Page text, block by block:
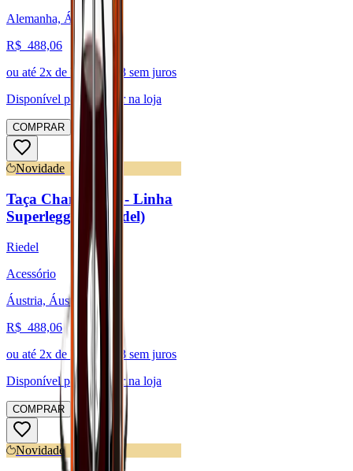
Alemanha, Áustria
R$ 488,06
ou até 2x de R$ 244,03 sem juros
Disponível para:
Retirar na loja
COMPRAR
Novidade
Taça Champagne - Linha
Superleggero (Riedel)
Riedel
Acessório
Áustria, Áustria
R$ 488,06
ou até 2x de R$ 244,03 sem juros
Disponível para: Retirar na loja
COMPRAR
Novidade